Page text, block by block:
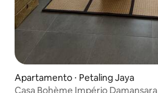
Apartamento ⋅ Petaling Jaya
Casa Bohème Império Damansara